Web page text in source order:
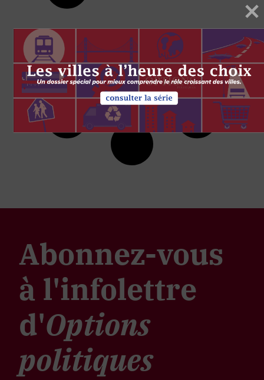
Abonnez-vous
à l'infolettre
d'Options
politiques